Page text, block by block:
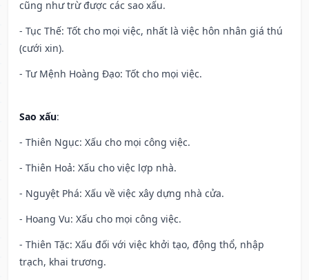
cũng như trừ được các sao xấu.
- Tục Thế: Tốt cho mọi việc, nhất là việc hôn nhân giá thú
(cưới xin).
- Tư Mệnh Hoàng Đạo: Tốt cho mọi việc.
Sao xấu:
- Thiên Ngục: Xấu cho mọi công việc.
- Thiên Hoả: Xấu cho việc lợp nhà.
- Nguyệt Phá: Xấu về việc xây dựng nhà cửa.
- Hoang Vu: Xấu cho mọi công việc.
- Thiên Tặc: Xấu đối với việc khởi tạo, động thổ, nhập
trạch, khai trương.